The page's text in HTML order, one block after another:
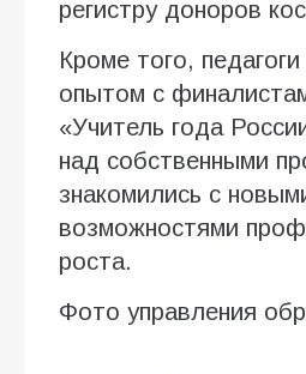
регистру доноров
Кроме того,
опытом с
«Учитель года
над собственными
знакомились с
возможностями
роста.
Фото управления